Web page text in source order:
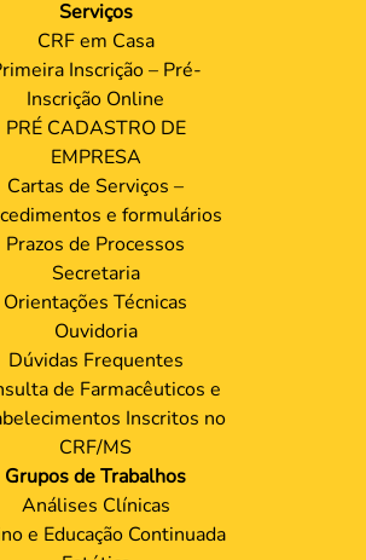
Serviços
CRF em Casa
Inscrição – Pré-
Inscrição Online
PRÉ CADASTRO DE
EMPRESA
Cartas de Serviços –
e formulários
Prazos de Processos
Secretaria
Orientações Técnicas
Ouvidoria
Dúvidas Frequentes
de Farmacêuticos e
Inscritos no
CRF/MS
Grupos de Trabalhos
Análises Clínicas
e Educação Continuada